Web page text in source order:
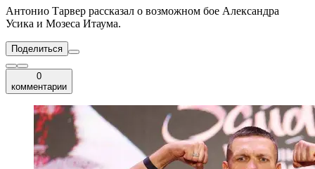
Антонио Тарвер рассказал о возможном бое Александра
Усика и Мозеса Итаума.
Поделиться
0
комментарии